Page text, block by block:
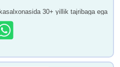
30+ yillik tajribaga ega